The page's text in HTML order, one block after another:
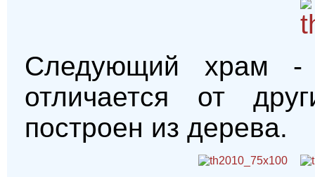
Следующий храм
отличается от
построен из дерева.